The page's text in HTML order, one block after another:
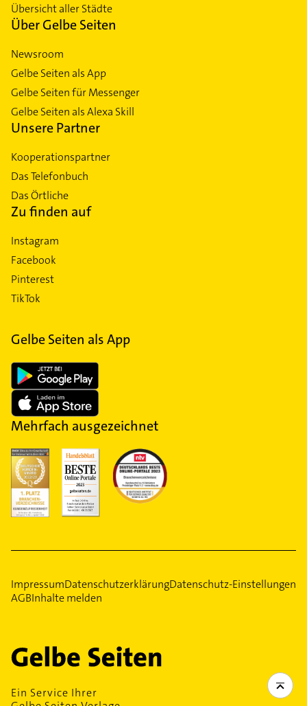
Übersicht aller Städte
Über Gelbe Seiten
Newsroom
Gelbe Seiten als App
Gelbe Seiten für Messenger
Gelbe Seiten als Alexa Skill
Unsere Partner
Kooperationspartner
Das Telefonbuch
Das Örtliche
Zu finden auf
Instagram
Facebook
Pinterest
TikTok
Gelbe Seiten als App
Mehrfach ausgezeichnet
ImpressumDatenschutzerklärungDatenschutz-Einstellungen
AGBInhalte melden
Ein Service Ihrer